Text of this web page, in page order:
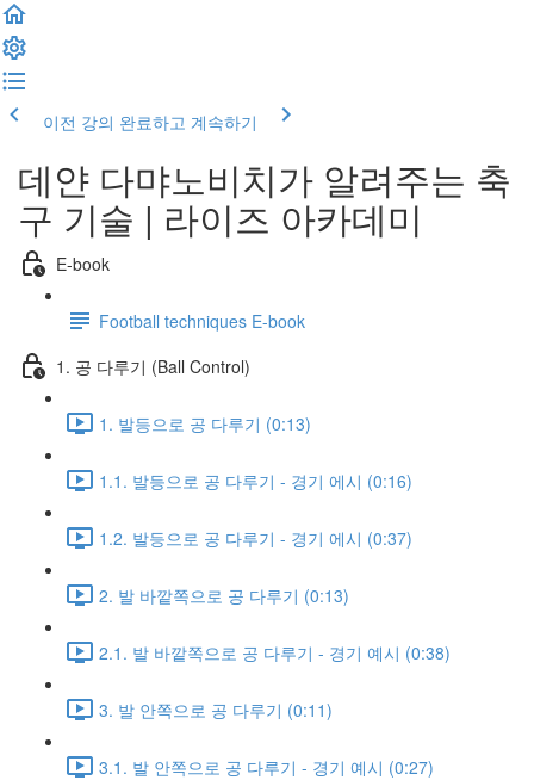
이전 강의 완료하고 계속하기
데얀 다먀노비치가 알려주는 축
구 기술 | 라이즈 아카데미
E-book
Football techniques E-book
1. 공 다루기 (Ball Control)
1. 발등으로 공 다루기 (0:13)
1.1. 발등으로 공 다루기 - 경기 에시 (0:16)
1.2. 발등으로 공 다루기 - 경기 에시 (0:37)
2. 발 바깥쪽으로 공 다루기 (0:13)
2.1. 발 바깥쪽으로 공 다루기 - 경기 예시 (0:38)
3. 발 안쪽으로 공 다루기 (0:11)
3.1. 발 안쪽으로 공 다루기 - 경기 예시 (0:27)